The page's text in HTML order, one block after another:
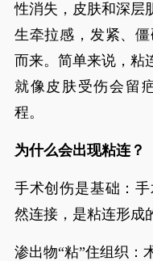
性消失，皮肤和深层
生牵拉感，发紧、
而来。简单来说，粘
就像皮肤受伤会留
程。
为什么会出现粘连？
手术创伤是基础：
然连接，是粘连形成
渗出物“粘”住组织：